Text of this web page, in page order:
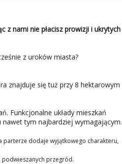
z nami nie płacisz prowizji i ukrytych
z uroków miasta?
znajduje się tuż przy 8 hektarowym
Funkcjonalne układy mieszkań
tym najbardziej wymagającym.
parterze dodaje wyjątkowego charakteru,
podwieszanych przegród.